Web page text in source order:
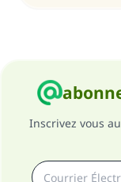
Inscrivez vous